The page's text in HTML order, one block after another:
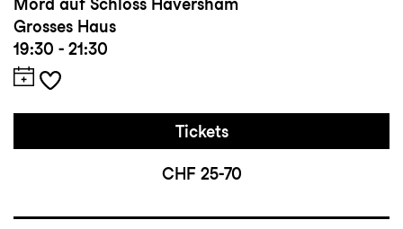
Mord auf Schloss Haversham
Grosses Haus
19:30 - 21:30
Tickets
CHF 25-70